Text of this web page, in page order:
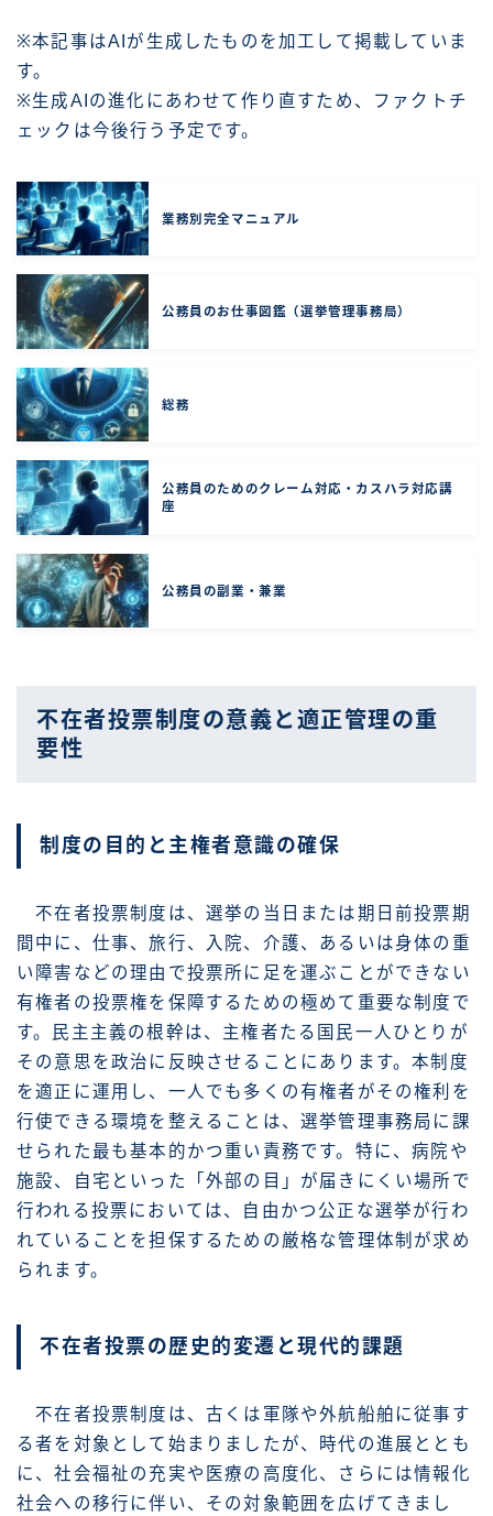
※本記事はAIが生成したものを加工して掲載していま
す。
※生成AIの進化にあわせて作り直すため、ファクトチ
ェックは今後行う予定です。
業務別完全マニュアル
公務員のお仕事図鑑（選挙管理事務局）
総務
公務員のためのクレーム対応・カスハラ対応講
座
公務員の副業・兼業
不在者投票制度の意義と適正管理の重
要性
制度の目的と主権者意識の確保
不在者投票制度は、選挙の当日または期日前投票期
間中に、仕事、旅行、入院、介護、あるいは身体の重
い障害などの理由で投票所に足を運ぶことができない
有権者の投票権を保障するための極めて重要な制度で
す。民主主義の根幹は、主権者たる国民一人ひとりが
その意思を政治に反映させることにあります。本制度
を適正に運用し、一人でも多くの有権者がその権利を
行使できる環境を整えることは、選挙管理事務局に課
せられた最も基本的かつ重い責務です。特に、病院や
施設、自宅といった「外部の目」が届きにくい場所で
行われる投票においては、自由かつ公正な選挙が行わ
れていることを担保するための厳格な管理体制が求め
られます。
不在者投票の歴史的変遷と現代的課題
不在者投票制度は、古くは軍隊や外航船舶に従事す
る者を対象として始まりましたが、時代の進展ととも
に、社会福祉の充実や医療の高度化、さらには情報化
社会への移行に伴い、その対象範囲を広げてきまし